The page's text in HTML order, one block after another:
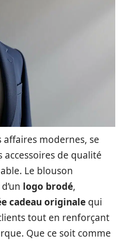
affaires modernes, se
de qualité
Le blouson
logo brodé,
cadeau originale qui
tout en renforçant
Que ce soit comme